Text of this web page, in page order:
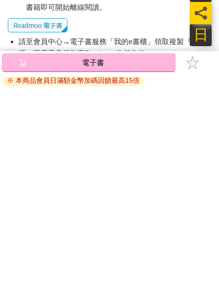
書籍即可開始離線閱讀。
請至會員中心→電子書服務「我的e書櫃」領取複製『兌換
碼』至電子書服務商Readmoo進行兌換。
退換貨須知：
因版權保護，您在金石堂所購買的電子書僅能以金石堂專屬
電子書
※ 本商品會員日滿額金幣加碼回饋最高15倍
日
員